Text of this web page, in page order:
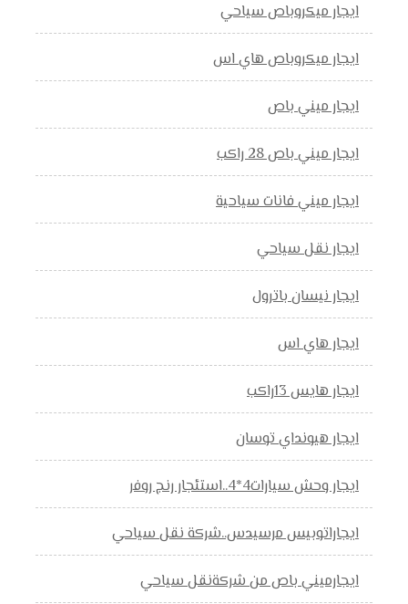
ايجار ميكروباص سياحي
ايجار ميكروباص هاي اس
ايجار ميني باص
ايجار ميني باص 28 راكب
ايجار ميني فانات سياحية
ايجار نقل سياحي
ايجار نيسان باترول
ايجار هاي اس
ايجار هايس 13راكب
ايجار هيونداي توسان
ايجار وحش سيارات4*4..استئجار رنج روفر
ايجاراتوبيس مرسيدس..شركة نقل سياحي
ايجارميني باص من شركةنقل سياحي